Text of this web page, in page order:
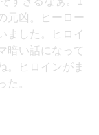
元凶。ヒーロー
ました。ヒロイ
暗い話になって
。ヒロインがま
た。